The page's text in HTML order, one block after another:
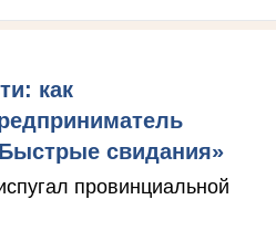
как
свидания»
провинциальной